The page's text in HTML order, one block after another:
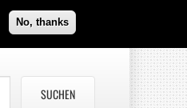
No, thanks